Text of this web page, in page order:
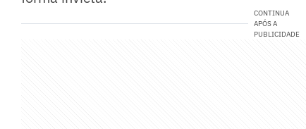
CONTINUA
APÓS A
PUBLICIDADE